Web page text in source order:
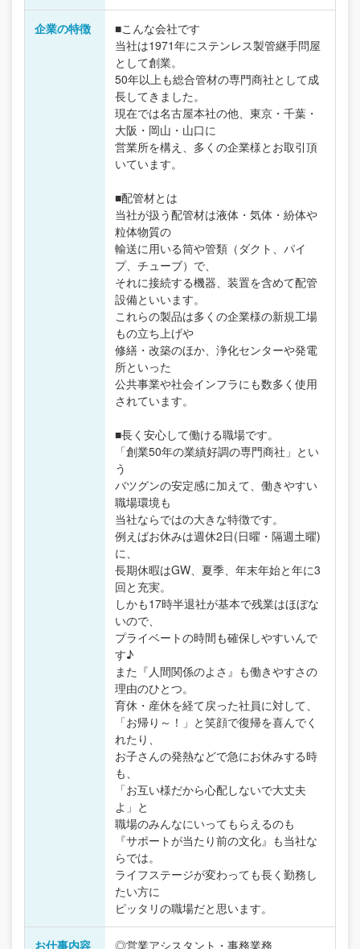
企業の特徴
■こんな会社です
当社は1971年にステンレス製管継手問屋
として創業。
50年以上も総合管材の専門商社として成
長してきました。
現在では名古屋本社の他、東京・千葉・
大阪・岡山・山口に
営業所を構え、多くの企業様とお取引頂
いています。
■配管材とは
当社が扱う配管材は液体・気体・紛体や
粒体物質の
輸送に用いる筒や管類（ダクト、パイ
プ、チューブ）で、
それに接続する機器、装置を含めて配管
設備といいます。
これらの製品は多くの企業様の新規工場
もの立ち上げや
修繕・改築のほか、浄化センターや発電
所といった
公共事業や社会インフラにも数多く使用
されています。
■長く安心して働ける職場です。
「創業50年の業績好調の専門商社」とい
う
バツグンの安定感に加えて、働きやすい
職場環境も
当社ならではの大きな特徴です。
例えばお休みは週休2日(日曜・隔週土曜)
に、
長期休暇はGW、夏季、年末年始と年に3
回と充実。
しかも17時半退社が基本で残業はほぼな
いので、
プライベートの時間も確保しやすいんで
す♪
また『人間関係のよさ』も働きやすさの
理由のひとつ。
育休・産休を経て戻った社員に対して、
「お帰り～！」と笑顔で復帰を喜んでく
れたり、
お子さんの発熱などで急にお休みする時
も、
「お互い様だから心配しないで大丈夫
よ」と
職場のみんなにいってもらえるのも
『サポートが当たり前の文化』も当社な
らでは。
ライフステージが変わっても長く勤務し
たい方に
ピッタリの職場だと思います。
お仕事内容 ◎営業アシスタント・事務業務